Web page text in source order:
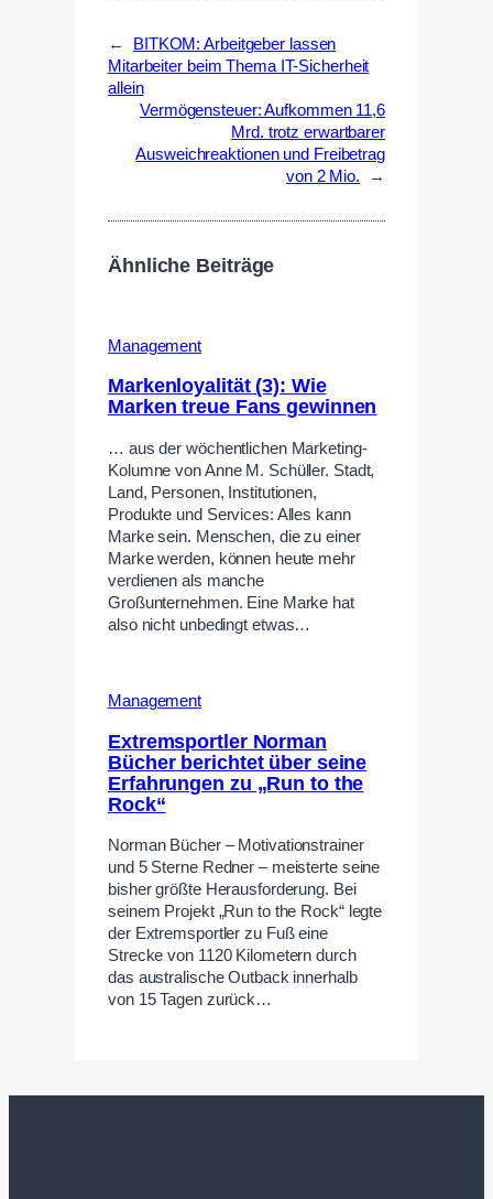
←
BITKOM: Arbeitgeber lassen
Mitarbeiter beim Thema IT-Sicherheit
allein
Vermögensteuer: Aufkommen 11,6
Mrd. trotz erwartbarer
Ausweichreaktionen und Freibetrag
von 2 Mio.
→
Ähnliche Beiträge
Management
Markenloyalität (3): Wie
Marken treue Fans gewinnen
… aus der wöchentlichen Marketing-
Kolumne von Anne M. Schüller. Stadt,
Land, Personen, Institutionen,
Produkte und Services: Alles kann
Marke sein. Menschen, die zu einer
Marke werden, können heute mehr
verdienen als manche
Großunternehmen. Eine Marke hat
also nicht unbedingt etwas…
Management
Extremsportler Norman
Bücher berichtet über seine
Erfahrungen zu „Run to the
Rock“
Norman Bücher – Motivationstrainer
und 5 Sterne Redner – meisterte seine
bisher größte Herausforderung. Bei
seinem Projekt „Run to the Rock“ legte
der Extremsportler zu Fuß eine
Strecke von 1120 Kilometern durch
das australische Outback innerhalb
von 15 Tagen zurück…